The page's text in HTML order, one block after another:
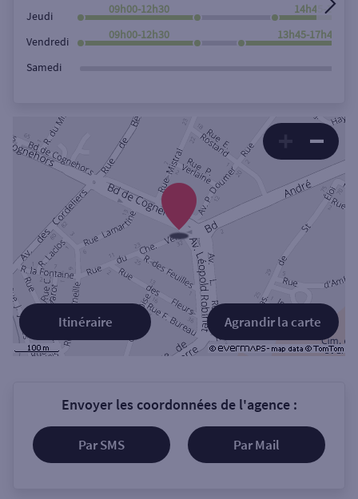
Rechercher
Jeudi
09h00-12h30 14h45-17h45
Vendredi
09h00-12h30 13h45-17h45
Samedi
Agrandir la carte
Itinéraire
Envoyer les coordonnées de l'agence :
Par SMS Par Mail